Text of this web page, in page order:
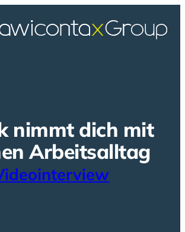
nimmt dich mit
Arbeitsalltag